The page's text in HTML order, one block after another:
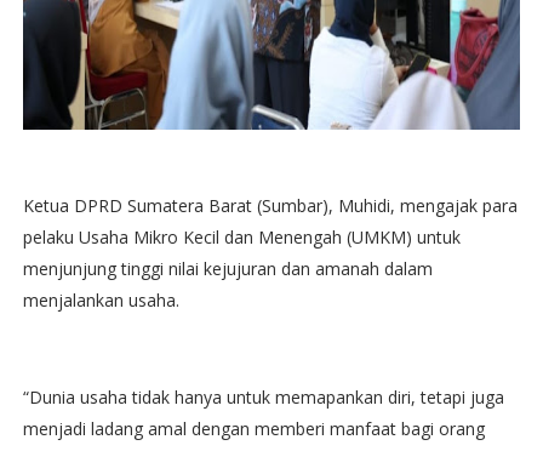
Ketua DPRD Sumatera Barat (Sumbar), Muhidi, mengajak para
pelaku Usaha Mikro Kecil dan Menengah (UMKM) untuk
menjunjung tinggi nilai kejujuran dan amanah dalam
menjalankan usaha.
“Dunia usaha tidak hanya untuk memapankan diri, tetapi juga
menjadi ladang amal dengan memberi manfaat bagi orang